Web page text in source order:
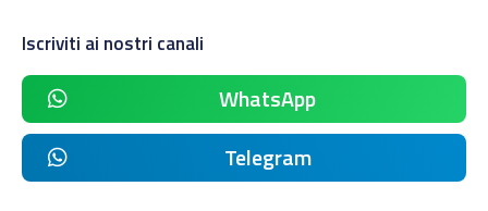
Iscriviti ai nostri canali
WhatsApp
Telegram